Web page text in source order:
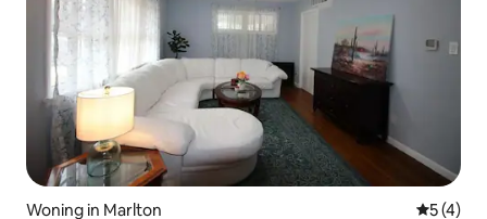
Woning in Marlton 5 (4)